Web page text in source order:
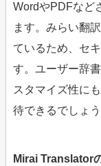
WordやPDFなど
ます。みらい翻
ているため、セ
す。ユーザー辞
スタマイズ性に
待できるでしょう
Mirai Translator